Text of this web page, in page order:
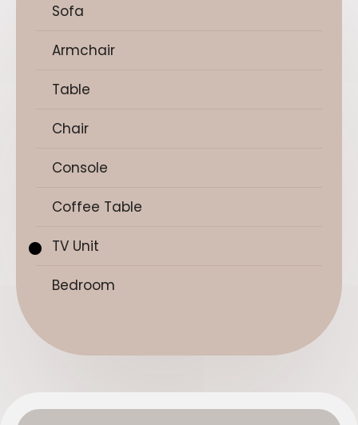
Sofa
Armchair
Table
Chair
Console
Coffee Table
TV Unit
Bedroom